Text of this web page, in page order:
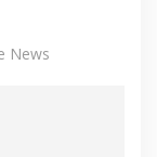
News